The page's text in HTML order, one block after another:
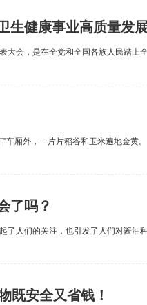
生健康事业高质量发
大会，是在全党和全国各族人民踏上
车厢外，一片片稻谷和玉米遍地金黄
了吗？
了人们的关注，也引发了人们对酱油
既安全又省钱！